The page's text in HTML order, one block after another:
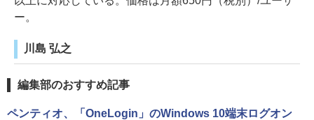
ー。
川島 弘之
編集部のおすすめ記事
ペンティオ、「OneLogin」のWindows 10端末ログオン